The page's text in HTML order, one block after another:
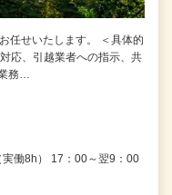
任せいたします。 ＜具体的
応、引越業者への指示、共
務…
働8h） 17：00～翌9：00